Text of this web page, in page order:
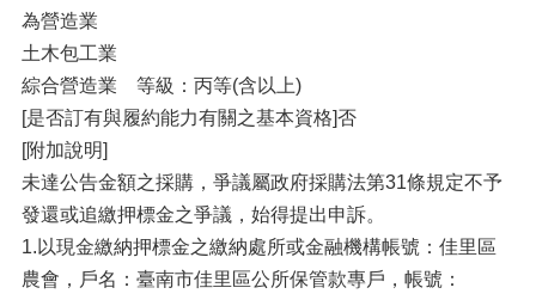
為營造業
土木包工業
綜合營造業 等級：丙等(含以上)
[是否訂有與履約能力有關之基本資格]否
[附加說明]
未達公告金額之採購，爭議屬政府採購法第31條規定不予
發還或追繳押標金之爭議，始得提出申訴。
1.以現金繳納押標金之繳納處所或金融機構帳號：佳里區
農會，戶名：臺南市佳里區公所保管款專戶，帳號：